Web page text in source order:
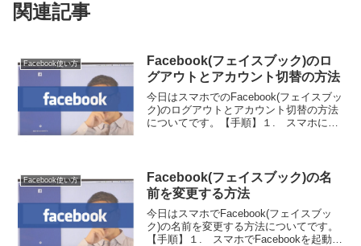
関連記事
Facebook使い方
Facebook(フェイスブック)のロ
グアウトとアカウント切替の方法
今日はスマホでのFacebook(フェイスブッ
ク)のログアウトとアカウント切替の方法
についてです。【手順】１. スマホにて
Facebook使い方
Facebook(フェイスブック)の名
前を変更する方法
今日はスマホでFacebook(フェイスブッ
ク)の名前を変更する方法についてです。
【手順】１. スマホでFacebookを起動し